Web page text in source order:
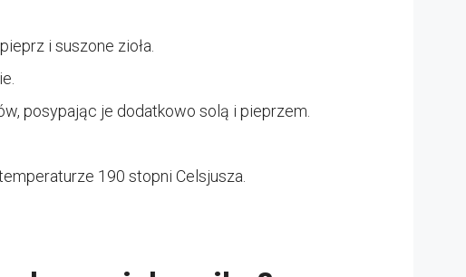
i suszone zioła.
posypając je dodatkowo solą i pieprzem.
190 stopni Celsjusza.